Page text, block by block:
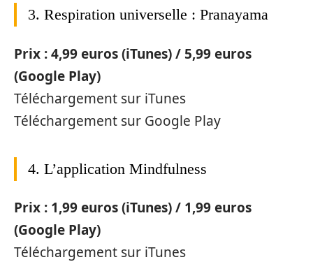
3. Respiration universelle : Pranayama
Prix : 4,99 euros (iTunes) / 5,99 euros
(Google Play)
Téléchargement sur iTunes
Téléchargement sur Google Play
4. L’application Mindfulness
Prix : 1,99 euros (iTunes) / 1,99 euros
(Google Play)
Téléchargement sur iTunes